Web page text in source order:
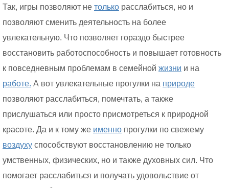
Так, игры позволяют не только расслабиться, но и
позволяют сменить деятельность на более
увлекательную. Что позволяет гораздо быстрее
восстановить работоспособность и повышает готовность
к повседневным проблемам в семейной жизни и на
работе. А вот увлекательные прогулки на природе
позволяют расслабиться, помечтать, а также
прислушаться или просто присмотреться к природной
красоте. Да и к тому же именно прогулки по свежему
воздуху способствуют восстановлению не только
умственных, физических, но и также духовных сил. Что
помогает расслабиться и получать удовольствие от